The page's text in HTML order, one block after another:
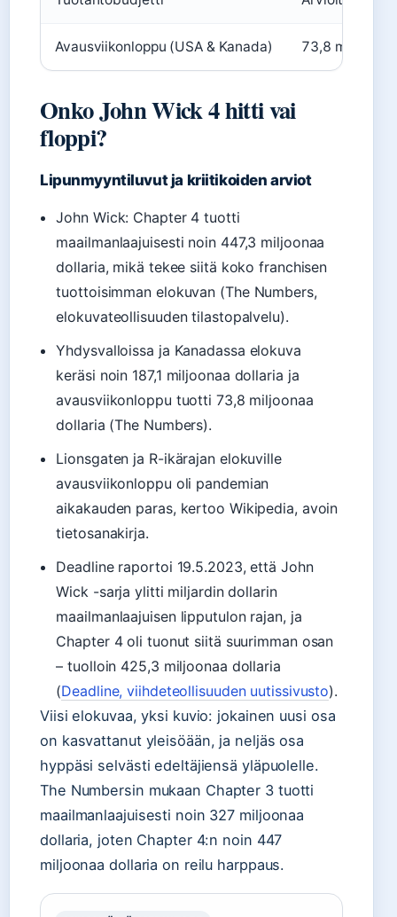
Avausviikonloppu (USA & Kanada) 73,8
Onko John Wick 4 hitti vai
floppi?
Lipunmyyntiluvut ja kriitikoiden arviot
John Wick: Chapter 4 tuotti
maailmanlaajuisesti noin 447,3 miljoonaa
dollaria, mikä tekee siitä koko franchisen
tuottoisimman elokuvan (The Numbers,
elokuvateollisuuden tilastopalvelu).
Yhdysvalloissa ja Kanadassa elokuva
keräsi noin 187,1 miljoonaa dollaria ja
avausviikonloppu tuotti 73,8 miljoonaa
dollaria (The Numbers).
Lionsgaten ja R-ikärajan elokuville
avausviikonloppu oli pandemian
aikakauden paras, kertoo Wikipedia, avoin
tietosanakirja.
Deadline raportoi 19.5.2023, että John
Wick -sarja ylitti miljardin dollarin
maailmanlaajuisen lipputulon rajan, ja
Chapter 4 oli tuonut siitä suurimman osan
– tuolloin 425,3 miljoonaa dollaria
(Deadline, viihdeteollisuuden uutissivusto).
Viisi elokuvaa, yksi kuvio: jokainen uusi osa
on kasvattanut yleisöään, ja neljäs osa
hyppäsi selvästi edeltäjiensä yläpuolelle.
The Numbersin mukaan Chapter 3 tuotti
maailmanlaajuisesti noin 327 miljoonaa
dollaria, joten Chapter 4:n noin 447
miljoonaa dollaria on reilu harppaus.